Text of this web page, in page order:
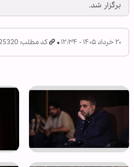
برگزار شد.
۲۰ خرداد ۱۴۰۵ - ۱۲:۳۴ کد مطلب: 1825320